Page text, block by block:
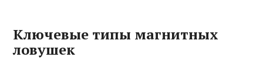
Ключевые типы магнитных
ловушек